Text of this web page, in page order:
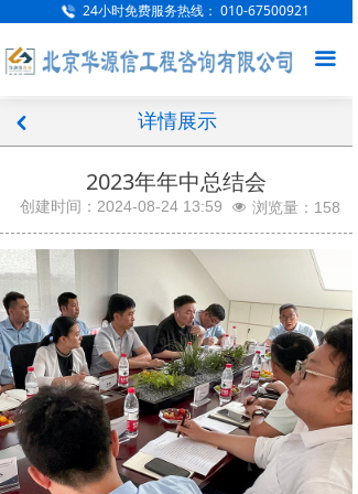
24小时免费服务热线： 010-67500921
끀
网站首页
公司概况
新闻中心
人才招聘
企业文化
联系我们
访客留言
2023年年中总结会
创建时间： 2024-08-24 13:59 넶 浏览量： 158
详情展示
낒